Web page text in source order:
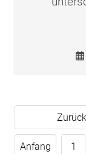
Zurück
Anfang 1